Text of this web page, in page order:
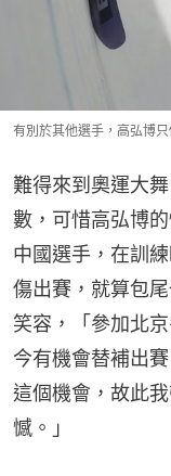
有別於其他選手，高弘博
難得來到奧運大
數，可惜高弘博
中國選手，在訓
傷出賽，就算包
笑容，「參加北
今有機會替補出
這個機會，故此
憾。」